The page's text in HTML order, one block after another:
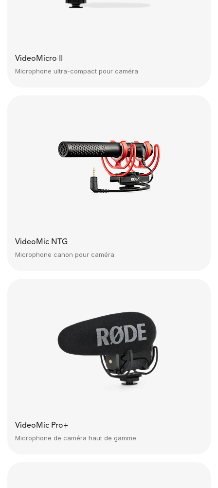
VideoMicro II
Microphone ultra-compact pour caméra
VideoMic NTG
Microphone canon pour caméra
VideoMic Pro+
Microphone de caméra haut de gamme